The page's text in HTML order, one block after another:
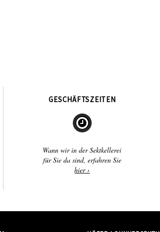
GESCHÄFTSZEITEN
Wann wir in der Sektkellerei
für Sie da sind, erfahren Sie
hier ›